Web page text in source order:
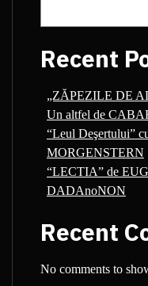
Recent
„ZĂPEZILE DE
Un altfel de
“Leul Deşertului”
MORGENSTERN
“LECTIA” de
DADAnoNON
Recent
No comments to